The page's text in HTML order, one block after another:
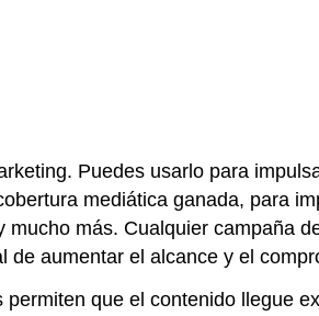
Puedes usarlo para
mediática ganada, para
más. Cualquier campaña
de aumentar el alcance y el
que el contenido llegue